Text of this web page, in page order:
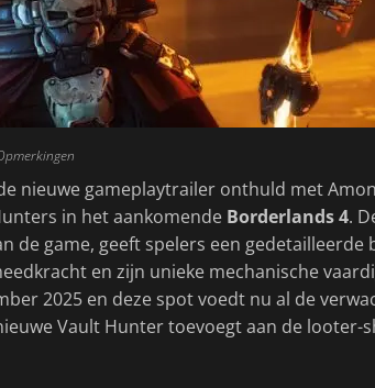
nieuwe gameplaytrailer onthuld met
in het aankomende Borderlands 4.
de game, geeft spelers een gedetailleerde
en zijn unieke mechanische
2025 en deze spot voedt nu al de
Vault Hunter toevoegt aan de looter-